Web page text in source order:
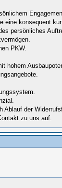
konsequent
persönliches
PKW.
hohem
Ablauf der
zu uns auf: